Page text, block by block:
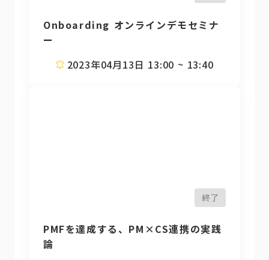
Onboarding オンラインデモセミナ
ー
2023年04月13日 13:00 ~ 13:40
終了
PMFを達成する、PM×CS連携の実践
論